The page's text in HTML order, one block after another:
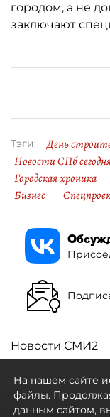
городом, а не
заключают
Тэги: День
Новости СПб
Городская хроника
Бизнес
Новости СМИ2
На нашем сайте
файлы.
данным сайтом,